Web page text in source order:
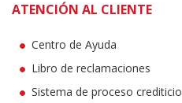
ATENCIÓN AL CLIENTE
Centro de Ayuda
Libro de reclamaciones
Sistema de proceso crediticio